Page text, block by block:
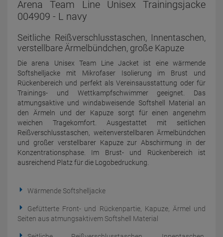
Arena Team Line Unisex Trainingsjacke
004909 - L navy
Seitliche Reißverschlusstaschen, Innentaschen,
verstellbare Ärmelbündchen, große Kapuze
Die arena Unisex Team Line Jacket ist eine wärmende
Softshelljacke mit Mikrofaser Isolierung im Brust und
Rückenbereich und perfekt als Vereinsausstattung oder für
Trainings- und Wettkampfschwimmer geeignet. Das
atmungsaktive und windabweisende Softshell Material an
den Ärmeln und der Kapuze sorgt für einen angenehm
weichen Tragekomfort. Ausgestattet mit seitlichen
Reißverschlusstaschen, weitenverstellbaren Ärmelbündchen
und großer verstellbarer Kapuze zur Abschirmung in der
Konzentrationsphase. Im Brust- und Rückenbereich ist
ausreichend Platz für die Logobedruckung.
Wärmende Softshelljacke
Gefütterte Front- und Rückenpartie, Kapuze, Ärmel und
Seiten aus atmungsaktivem Softshell Material